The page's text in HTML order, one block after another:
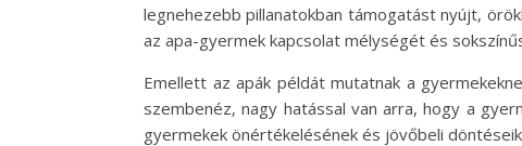
legnehezebb pillanatokban támogatást nyújt,
az apa-gyermek kapcsolat mélységét és
Emellett az apák példát mutatnak a
szembenéz, nagy hatással van arra, hogy a
gyermekek önértékelésének és jövőbeli